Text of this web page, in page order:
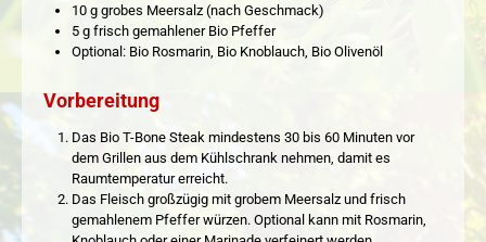
10 g grobes Meersalz (nach Geschmack)
5 g frisch gemahlener Bio Pfeffer
Optional: Bio Rosmarin, Bio Knoblauch, Bio Olivenöl
Vorbereitung
Das Bio T-Bone Steak mindestens 30 bis 60 Minuten vor
dem Grillen aus dem Kühlschrank nehmen, damit es
Raumtemperatur erreicht.
Das Fleisch großzügig mit grobem Meersalz und frisch
gemahlenem Pfeffer würzen. Optional kann mit Rosmarin,